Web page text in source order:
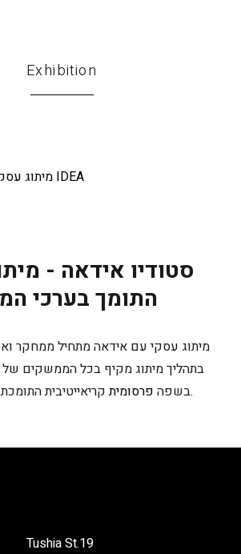
Exhibition
סטודיו אידאה -
התומך בערכי
מיתוג עסקי עם אידאה מתחיל ממחקר
בתהליך מיתוג מקיף בכל הממשקים של
בשפה פרסומית קריאייטיבית התומכת בערכי המותג.
Tushia St.19